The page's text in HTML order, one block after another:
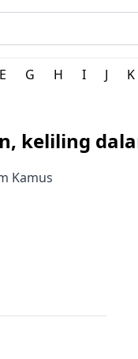
Indonesia
E G H I J K
keliling
Kamus